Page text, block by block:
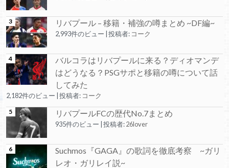
リバプール – 移籍・補強の噂まとめ ~DF編~
2,993件のビュー 投稿者: コーク
バルコラはリバプールに来る？ディオマンデ
はどうなる？PSGサポと移籍の噂について話
してみた
2,182件のビュー 投稿者: コーク
リバプールFCの歴代No.7まとめ
935件のビュー 投稿者:26lover
Suchmos『GAGA』の歌詞を徹底考察 ~ガリ
レオ・ガリレイ説~